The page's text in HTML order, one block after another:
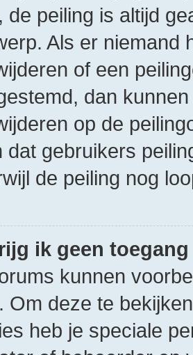
de peiling is altijd
Als er niemand
of een
dan
op de
dat gebruikers
de peiling nog
ik geen
kunnen
Om deze te
heb je speciale